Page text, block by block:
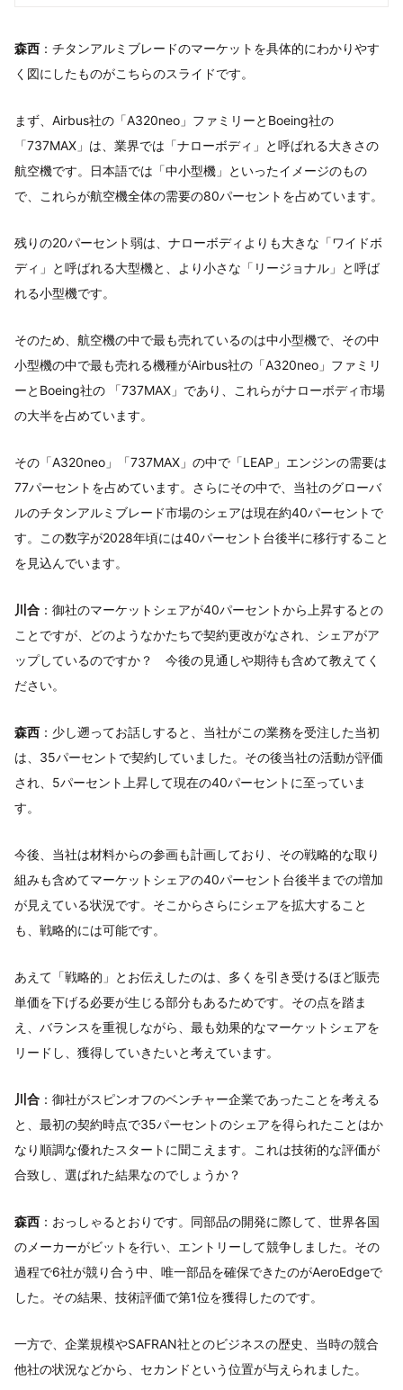
森西 ：チタンアルミブレードのマーケットを具体的にわかりやす
く図にしたものがこちらのスライドです。
まず、Airbus社の「A320neo」ファミリーとBoeing社の
「737MAX」は、業界では「ナローボディ」と呼ばれる大きさの
航空機です。日本語では「中小型機」といったイメージのもの
で、これらが航空機全体の需要の80パーセントを占めています。
残りの20パーセント弱は、ナローボディよりも大きな「ワイドボ
ディ」と呼ばれる大型機と、より小さな「リージョナル」と呼ば
れる小型機です。
そのため、航空機の中で最も売れているのは中小型機で、その中
小型機の中で最も売れる機種がAirbus社の「A320neo」ファミリ
ーとBoeing社の 「737MAX」であり、これらがナローボディ市場
の大半を占めています。
その「A320neo」「737MAX」の中で「LEAP」エンジンの需要は
77パーセントを占めています。さらにその中で、当社のグローバ
ルのチタンアルミブレード市場のシェアは現在約40パーセントで
す。この数字が2028年頃には40パーセント台後半に移行すること
を見込んでいます。
川合 ：御社のマーケットシェアが40パーセントから上昇するとの
ことですが、どのようなかたちで契約更改がなされ、シェアがア
ップしているのですか？ 今後の見通しや期待も含めて教えてく
ださい。
森西 ：少し遡ってお話しすると、当社がこの業務を受注した当初
は、35パーセントで契約していました。その後当社の活動が評価
され、5パーセント上昇して現在の40パーセントに至っていま
す。
今後、当社は材料からの参画も計画しており、その戦略的な取り
組みも含めてマーケットシェアの40パーセント台後半までの増加
が見えている状況です。そこからさらにシェアを拡大すること
も、戦略的には可能です。
あえて「戦略的」とお伝えしたのは、多くを引き受けるほど販売
単価を下げる必要が生じる部分もあるためです。その点を踏ま
え、バランスを重視しながら、最も効果的なマーケットシェアを
リードし、獲得していきたいと考えています。
川合 ：御社がスピンオフのベンチャー企業であったことを考える
と、最初の契約時点で35パーセントのシェアを得られたことはか
なり順調な優れたスタートに聞こえます。これは技術的な評価が
合致し、選ばれた結果なのでしょうか？
森西 ：おっしゃるとおりです。同部品の開発に際して、世界各国
のメーカーがビットを行い、エントリーして競争しました。その
過程で6社が競り合う中、唯一部品を確保できたのがAeroEdgeで
した。その結果、技術評価で第1位を獲得したのです。
一方で、企業規模やSAFRAN社とのビジネスの歴史、当時の競合
他社の状況などから、セカンドという位置が与えられました。